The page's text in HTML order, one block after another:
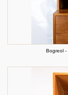
Bogreol